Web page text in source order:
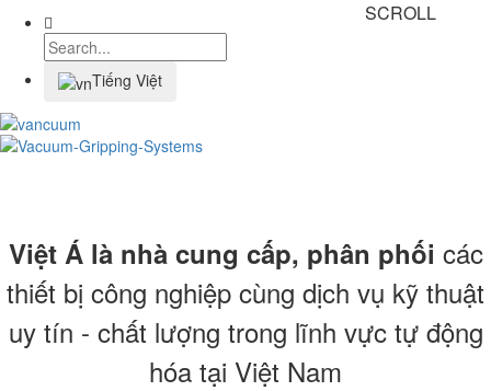
Tiếng Việt
SCROLL
Việt Á là nhà cung cấp, phân phối các
thiết bị công nghiệp cùng dịch vụ kỹ thuật
uy tín - chất lượng trong lĩnh vực tự động
hóa tại Việt Nam